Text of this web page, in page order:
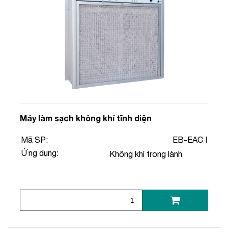
Máy làm sạch không khí tĩnh diện
Mã SP:
EB-EAC I
Ứng dụng:
Không khí trong lành